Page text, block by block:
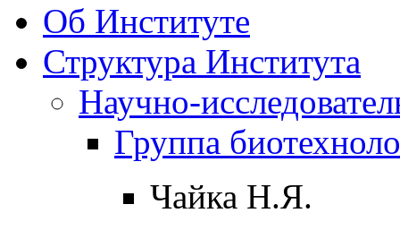
Об Институте
Структура Института
Научно-
Группа
Чайка Н.Я.